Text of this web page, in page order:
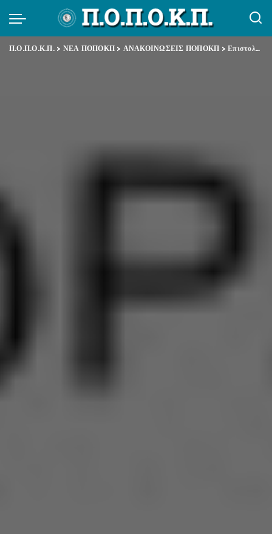
Π.Ο.Π.Ο.Κ.Π.> ΝΕΑ ΠΟΠΟΚΠ > ΑΝΑΚΟΙΝΩΣΕΙΣ ΠΟΠΟΚΠ >Επιστολή προς τη Βουλή των Ελλήνων για το σχέδιο Νόμου περί Συνταξιοδοτικών ρυθμίσεων και τροποποιήσεις του ν. 4093/2012